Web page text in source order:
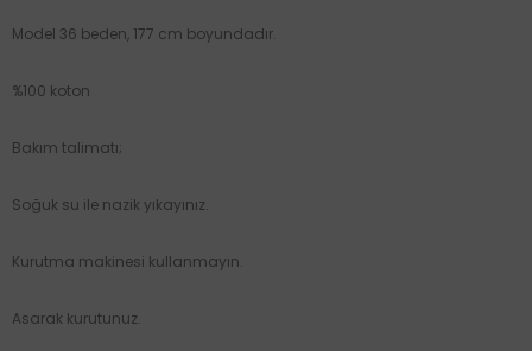
Model 36 beden, 177 cm boyundadır.
%100 koton
Bakım talimatı;
Soğuk su ile nazik yıkayınız.
Kurutma makinesi kullanmayın.
Asarak kurutunuz.